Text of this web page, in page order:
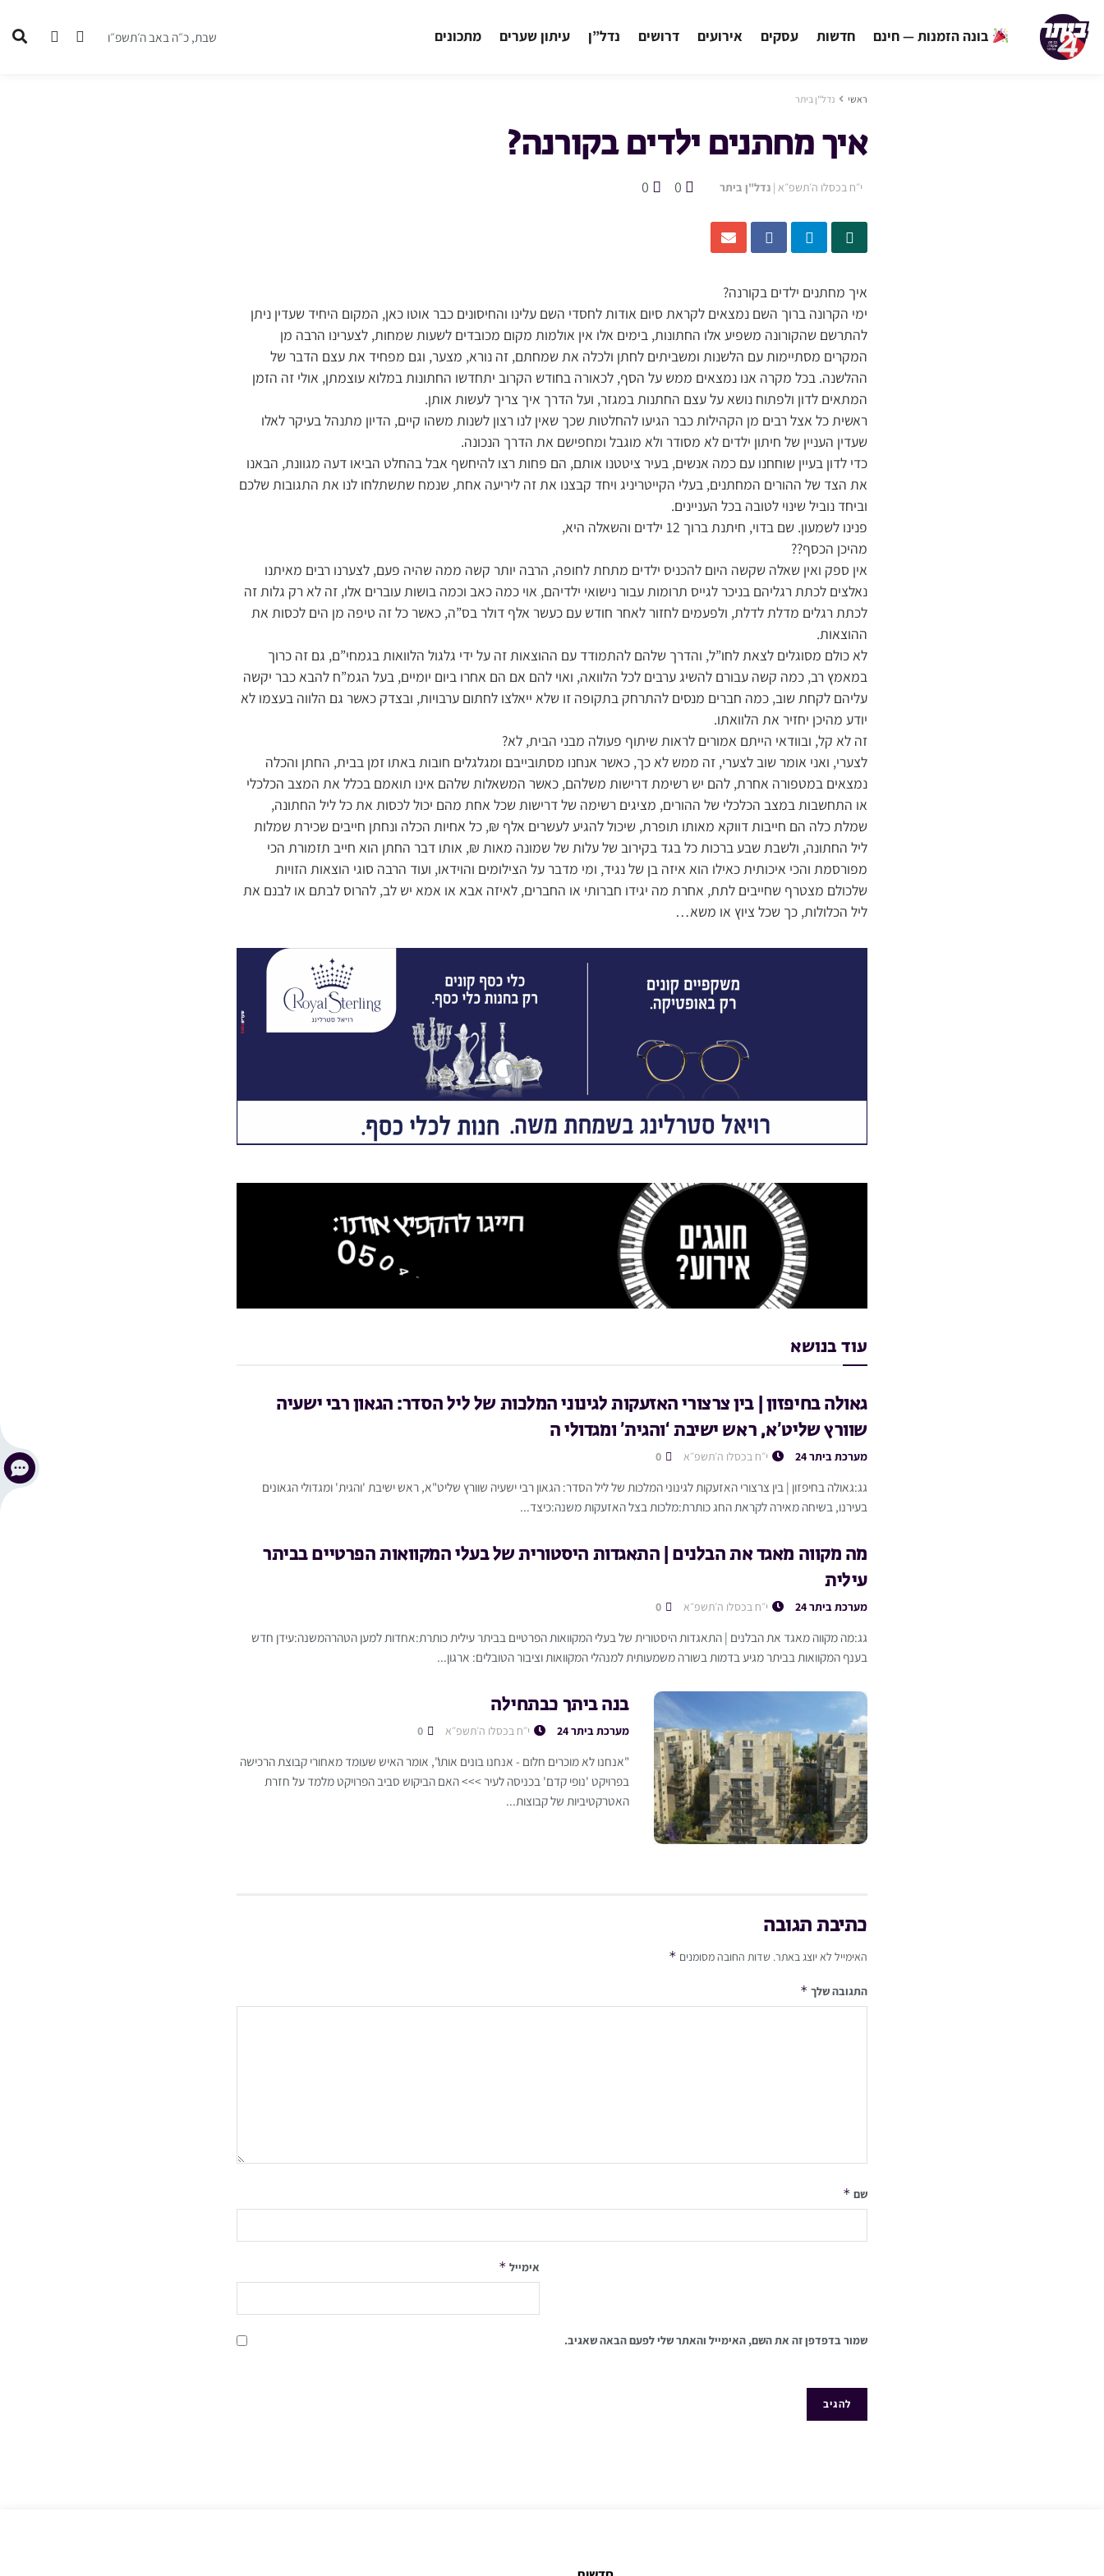
בונה הזמנות — חינם חדשות עסקים אירועים דרושים נדל”ן עיתון שערים מתכונים שבת, כ״ה באב ה׳תשפ״ו
ראשי נדל"ן ביתר
איך מחתנים ילדים בקורנה?
י״ח בכסלו ה׳תשפ״א | נדל"ן ביתר 0
0
איך מחתנים ילדים בקורנה?
ימי הקרונה ברוך השם נמצאים לקראת סיום אודות לחסדי השם עלינו והחיסונים כבר אוטו כאן, המקום היחיד שעדין ניתן
להתרשם שהקורונה משפיע אלו החתונות, בימים אלו אין אולמות מקום מכובדים לשעות שמחות, לצערינו הרבה מן
המקרים מסתיימות עם הלשנות ומשביתים לחתן ולכלה את שמחתם, זה נורא, מצער, וגם מפחיד את עצם הדבר של
ההלשנה. בכל מקרה אנו נמצאים ממש על הסף, לכאורה בחודש הקרוב יתחדשו החתונות במלוא עוצמתן, אולי זה הזמן
המתאים לדון ולפתוח נושא על עצם החתנות במגזר, ועל הדרך איך צריך לעשות אותן.
ראשית כל אצל רבים מן הקהילות כבר הגיעו להחלטות שכך שאין לנו רצון לשנות משהו קיים, הדיון מתנהל בעיקר לאלו
שעדין העניין של חיתון ילדים לא מסודר ולא מוגבל ומחפישם את הדרך הנכונה.
כדי לדון בעיין שוחחנו עם כמה אנשים, בעיר ציטטנו אותם, הם פחות רצו להיחשף אבל בהחלט הביאו דעה מגוונת, הבאנו
את הצד של ההורים המחתנים, בעלי הקייטריניג ויחד קבצנו את זה ליריעה אחת, שנמח שתשתלחו לנו את התגובות שלכם
וביחד נוביל שינוי לטובה בכל העניינים.
פנינו לשמעון. שם בדוי, חיתנת ברוך 12 ילדים והשאלה היא,
מהיכן הכסף??
אין ספק ואין שאלה שקשה היום להכניס ילדים מתחת לחופה, הרבה יותר קשה ממה שהיה פעם, לצערנו רבים מאיתנו
נאלצים לכתת רגליהם בניכר לגייס תרומות עבור נישואי ילדיהם, אוי כמה כאב וכמה בושות עוברים אלו, זה לא רק גלות זה
לכתת רגלים מדלת לדלת, ולפעמים לחזור לאחר חודש עם כעשר אלף דולר בס”ה, כאשר כל זה טיפה מן הים לכסות את
ההוצאות.
לא כולם מסוגלים לצאת לחו”ל, והדרך שלהם להתמודד עם ההוצאות זה על ידי גלגול הלוואות בגמחי”ם, גם זה כרוך
במאמץ רב, כמה קשה עבורם להשיג ערבים לכל הלוואה, ואוי להם אם הם אחרו ביום יומיים, בעל הגמ”ח להבא כבר יקשה
עליהם לקחת שוב, כמה חברים מנסים להתרחק בתקופה זו שלא ייאלצו לחתום ערבויות, ובצדק כאשר גם הלווה בעצמו לא
יודע מהיכן יחזיר את הלוואתו.
זה לא קל, ובוודאי הייתם אמורים לראות שיתוף פעולה מבני הבית, לא?
לצערי, ואני אומר שוב לצערי, זה ממש לא כך, כאשר אנחנו מסתובייבם ומגלגלים חובות באתו זמן בבית, החתן והכלה
נמצאים במטפורה אחרת, להם יש רשימת דרישות משלהם, כאשר המשאלות שלהם אינו תואמם בכלל את המצב הכלכלי
או התחשבות במצב הכלכלי של ההורים, מציגים רשימה של דרישות שכל אחת מהם יכול לכסות את כל ליל החתונה,
שמלת כלה הם חייבות דווקא מאותו תופרת, שיכול להגיע לעשרים אלף ₪, כל אחיות הכלה ונחתן חייבים שכירת שמלות
ליל החתונה, ולשבת שבע ברכות כל בגד בקירוב של עלות של שמונה מאות ₪, אותו דבר החתן הוא חייב תזמורת הכי
מפורסמת והכי איכותית כאילו הוא איזה בן של נגיד, ומי מדבר על הצילומים והוידאו, ועוד הרבה סוגי הוצאות הזויות
שלכולם מצטרף שחייבים לתת, אחרת מה יגידו חברותי או החברים, לאיזה אבא או אמא יש לב, להרוס לבתם או לבנם את
ליל הכלולות, כך שכל ציוץ או משא…
עוד בנושא
גאולה בחיפזון | בין צרצורי האזעקות לגינוני המלכות של ליל הסדר: הגאון רבי ישעיה
שוורץ שליט’א, ראש ישיבת ‘והגית’ ומגדולי ה
מערכת ביתר 24 י״ח בכסלו ה׳תשפ״א
גג:גאולה בחיפזון | בין צרצורי האזעקות לגינוני המלכות של ליל הסדר: הגאון רבי ישעיה שוורץ שליט"א, ראש ישיבת 'והגית' ומגדולי הגאונים
בעירנו, בשיחה מאירה לקראת החג כותרת:מלכות בצל האזעקות משנה:כיצד...
מה מקווה מאגד את הבלנים | התאגדות היסטורית של בעלי המקוואות הפרטיים בביתר
עילית
מערכת ביתר 24 י״ח בכסלו ה׳תשפ״א
גג:מה מקווה מאגד את הבלנים | התאגדות היסטורית של בעלי המקוואות הפרטיים בביתר עילית כותרת:אחדות למען הטהרהמשנה:עידן חדש
בענף המקוואות בביתר מגיע בדמות בשורה משמעותית למנהלי המקוואות וציבור הטובלים: ארגון...
בנה ביתך כבתחילה
מערכת ביתר 24 י״ח בכסלו ה׳תשפ״א
"אנחנו לא מוכרים חלום - אנחנו בונים אותו", אומר האיש שעומד מאחורי קבוצת הרכישה
בפרויקט 'נופי קדם' בכניסה לעיר >>> האם הביקוש סביב הפרויקט מלמד על חזרת
האטרקטיביות של קבוצות...
כתיבת תגובה
האימייל לא יוצג באתר. שדות החובה מסומנים *
התגובה שלך *
שם *
אימייל *
שמור בדפדפן זה את השם, האימייל והאתר שלי לפעם הבאה שאגיב.